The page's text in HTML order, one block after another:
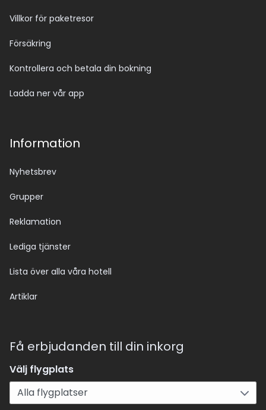
Villkor för paketresor
Försäkring
Kontrollera och betala din bokning
Ladda ner vår app
Information
Nyhetsbrev
Grupper
Reklamation
Lediga tjänster
Lista över alla våra hotell
Artiklar
Få erbjudanden till din inkorg
Välj flygplats